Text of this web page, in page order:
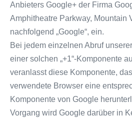
Anbieters Google+ der Firma
Amphitheatre Parkway, Mountain
nachfolgend „Google“, ein.
Bei jedem einzelnen Abruf
einer solchen „+1“-Komponente
veranlasst diese Komponente,
verwendete Browser eine
Komponente von Google
Vorgang wird Google darüber in